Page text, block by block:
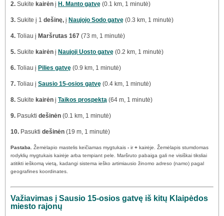
2. Sukite kairėn į H. Manto gatvę (0.1 km, 1 minutė)
3. Sukite į 1 dešinę, į Naujojo Sodo gatvę (0.3 km, 1 minutė)
4. Toliau į Maršrutas 167 (73 m, 1 minutė)
5. Sukite kairėn į Naujoji Uosto gatvę (0.2 km, 1 minutė)
6. Toliau į Pilies gatvę (0.9 km, 1 minutė)
7. Toliau į Sausio 15-osios gatvę (0.4 km, 1 minutė)
8. Sukite kairėn į Taikos prospektą (64 m, 1 minutė)
9. Pasukti dešinėn (0.1 km, 1 minutė)
10. Pasukti dešinėn (19 m, 1 minutė)
Pastaba. Žemėlapio mastelis keičiamas mygtukais - ir+ kairėje. Žemėlapis stumdomas
rodyklių mygtukais kairėje arba tempiant pele. Maršruto pabaiga gali ne visiškai tiksliai
atitikti ieškomą vietą, kadangi sistema ieško artimiausio žinomo adreso (namo) pagal
geografines koordinates.
Važiavimas į Sausio 15-osios gatvę iš kitų Klaipėdos
miesto rajonų